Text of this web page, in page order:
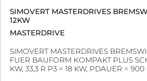
SIMOVERT MASTERDRIVES
12KW
MASTERDRIVE
SIMOVERT MASTERDRIVES
FUER BAUFORM KOMPAKT PLUS
KW, 33,3 R P3 = 18 KW, PDAUER = 900